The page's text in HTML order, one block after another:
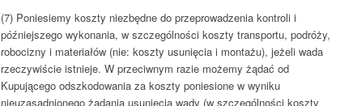
(7) Poniesiemy koszty niezbędne do przeprowadzenia kontroli i
późniejszego wykonania, w szczególności koszty transportu, podróży,
robocizny i materiałów (nie: koszty usunięcia i montażu), jeżeli wada
rzeczywiście istnieje. W przeciwnym razie możemy żądać od
Kupującego odszkodowania za koszty poniesione w wyniku
nieuzasadnionego żądania usunięcia wady (w szczególności koszty